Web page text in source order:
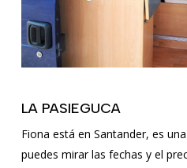
LA PASIEGUCA
Fiona está en Santander, es
puedes mirar las fechas y el